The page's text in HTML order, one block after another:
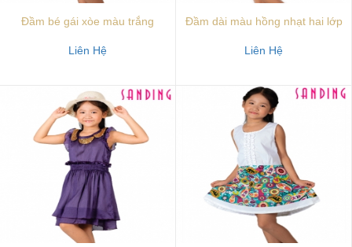
Đầm bé gái xòe màu trắng
Liên Hệ
Đầm dài màu hồng nhạt hai lớp
Liên Hệ